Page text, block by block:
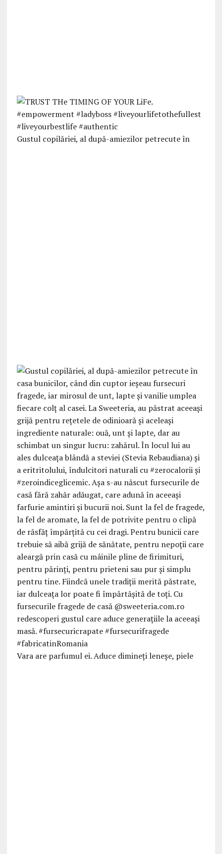
Gustul copilăriei, al după-amiezilor petrecute în
Vara are parfumul ei. Aduce dimineți leneșe, piele